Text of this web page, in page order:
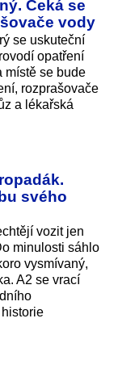
Čeká se
vody
se uskuteční
opatření
místě se bude
rozprašovače
a lékařská
svého
vozit jen
minulosti sáhlo
vysmívaný,
A2 se vrací